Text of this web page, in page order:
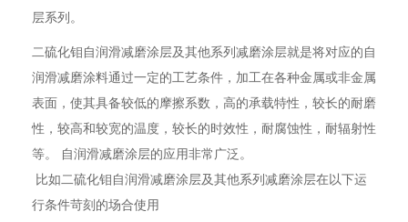
层系列。
二硫化钼自润滑减磨涂层及其他系列减磨涂层就是将对应的自
润滑减磨涂料通过一定的工艺条件，加工在各种金属或非金属
表面，使其具备较低的摩擦系数，高的承载特性，较长的耐磨
性，较高和较宽的温度，较长的时效性，耐腐蚀性，耐辐射性
等。 自润滑减磨涂层的应用非常广泛。
比如二硫化钼自润滑减磨涂层及其他系列减磨涂层在以下运
行条件苛刻的场合使用